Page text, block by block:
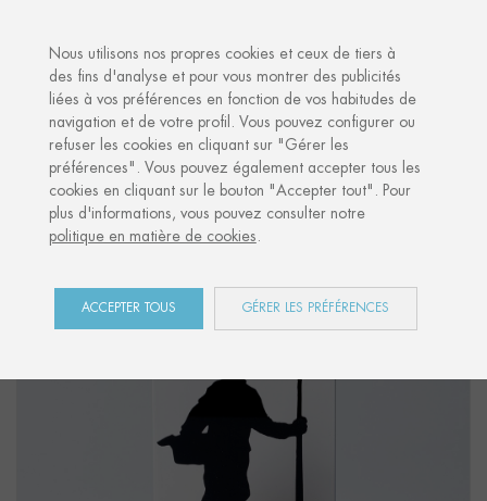
Euskal Herria Figure "ARRANTZALE"
Nous utilisons nos propres cookies et ceux de tiers à
des fins d'analyse et pour vous montrer des publicités
liées à vos préférences en fonction de vos habitudes de
navigation et de votre profil. Vous pouvez configurer ou
refuser les cookies en cliquant sur "Gérer les
préférences". Vous pouvez également accepter tous les
cookies en cliquant sur le bouton "Accepter tout". Pour
plus d'informations, vous pouvez consulter notre
politique en matière de cookies.
ACCEPTER TOUS GÉRER LES PRÉFÉRENCES